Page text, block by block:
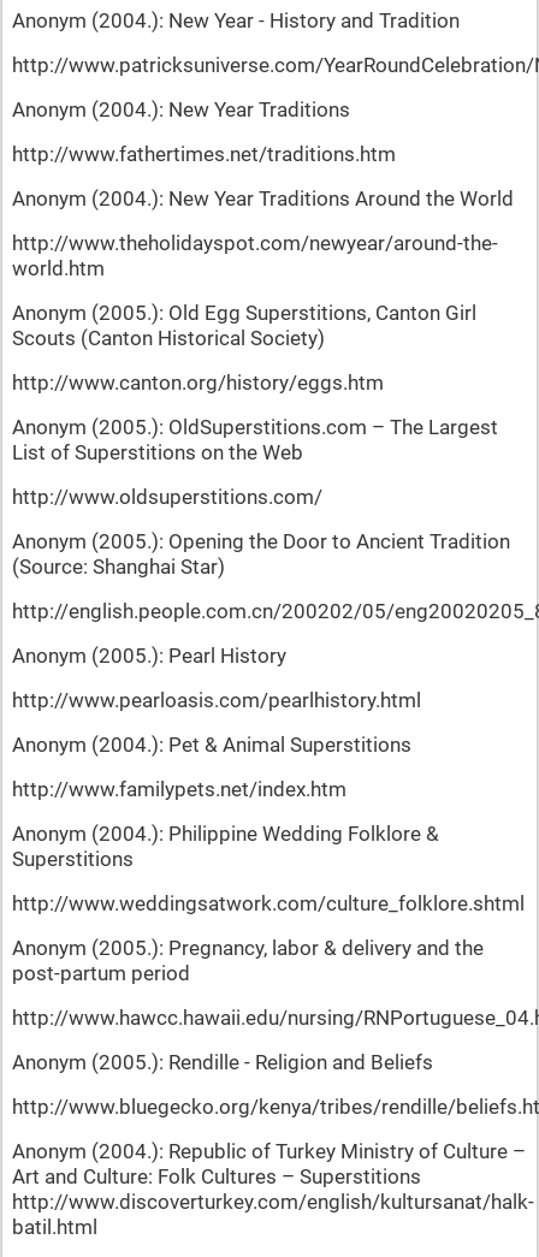
Anonym (2004.): New Year - History and Tradition
http://www.patricksuniverse.com/
Anonym (2004.): New Year Traditions
http://www.fathertimes.net/traditions.htm
Anonym (2004.): New Year Traditions Around the World
http://www.theholidayspot.com/newyear/around-the-
world.htm
Anonym (2005.): Old Egg Superstitions, Canton Girl
Scouts (Canton Historical Society)
http://www.canton.org/history/eggs.htm
Anonym (2005.): OldSuperstitions.com – The Largest
List of Superstitions on the Web
http://www.oldsuperstitions.com/
Anonym (2005.): Opening the Door to Ancient Tradition
(Source: Shanghai Star)
http://english.people.com.cn/200202/05/
Anonym (2005.): Pearl History
http://www.pearloasis.com/pearlhistory.html
Anonym (2004.): Pet & Animal Superstitions
http://www.familypets.net/index.htm
Anonym (2004.): Philippine Wedding Folklore &
Superstitions
http://www.weddingsatwork.com/culture_folklore.shtml
Anonym (2005.): Pregnancy, labor & delivery and the
post-partum period
http://www.hawcc.hawaii.edu/nursing/
Anonym (2005.): Rendille - Religion and Beliefs
http://www.bluegecko.org/kenya/tribes/rendille/
Anonym (2004.): Republic of Turkey Ministry of Culture –
Art and Culture: Folk Cultures – Superstitions
http://www.discoverturkey.com/english/kultursanat/halk-
batil.html